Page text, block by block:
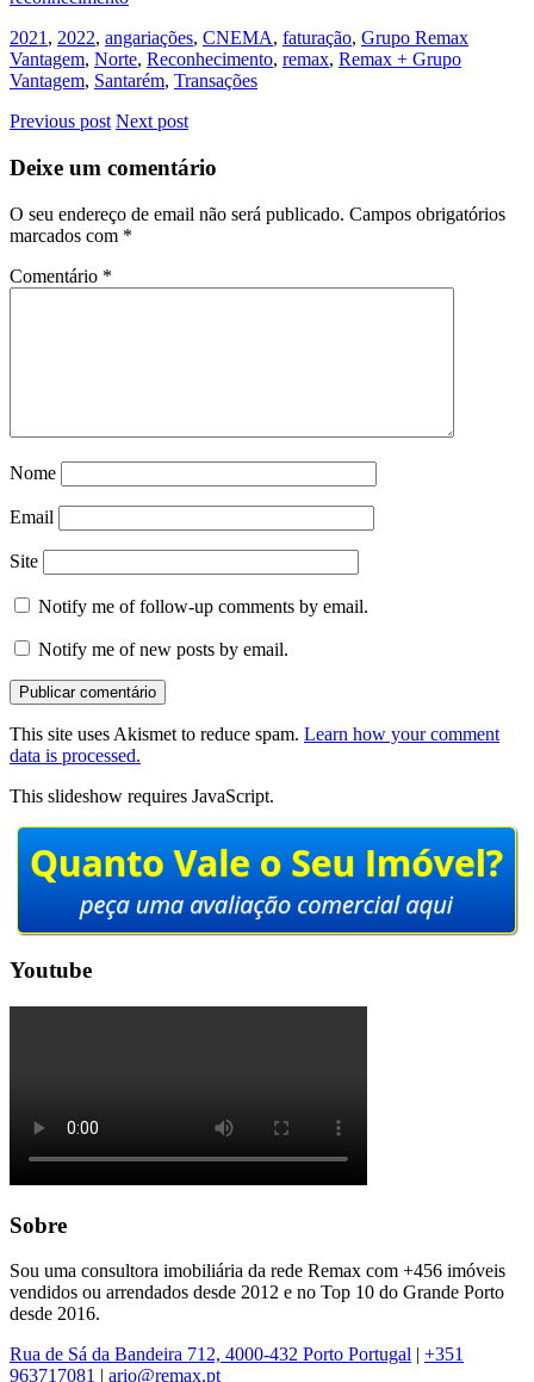
2021 , 2022, angariações, CNEMA, faturação, Grupo Remax
Vantagem, Norte, Reconhecimento, remax, Remax + Grupo
Vantagem, Santarém, Transações
Previous post Next post
Deixe um comentário
O seu endereço de email não será publicado. Campos obrigatórios
marcados com *
Comentário *
Nome
Email
Site
Notify me of follow-up comments by email.
Notify me of new posts by email.
This site uses Akismet to reduce spam. Learn how your comment
data is processed.
This slideshow requires JavaScript.
Youtube
Sobre
Sou uma consultora imobiliária da rede Remax com +456 imóveis
vendidos ou arrendados desde 2012 e no Top 10 do Grande Porto
desde 2016.
Rua de Sá da Bandeira 712, 4000-432 Porto Portugal | +351
963717081 | ario@remax.pt